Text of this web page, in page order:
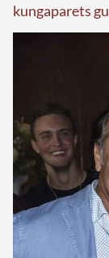
kungaparets